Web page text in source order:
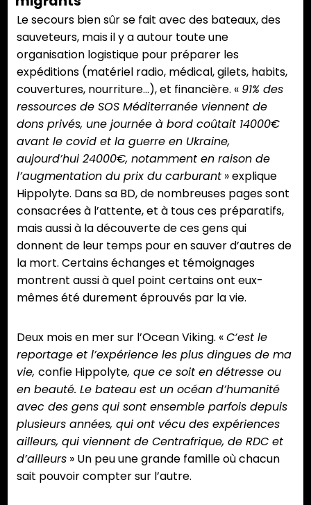
Le secours bien sûr se fait avec des bateaux, des
sauveteurs, mais il y a autour toute une
organisation logistique pour préparer les
expéditions (matériel radio, médical, gilets, habits,
couvertures, nourriture…), et financière. « 91% des
ressources de SOS Méditerranée viennent de
dons privés, une journée à bord coûtait 14000€
avant le covid et la guerre en Ukraine,
aujourd’hui 24000€, notamment en raison de
l’augmentation du prix du carburant » explique
Hippolyte. Dans sa BD, de nombreuses pages sont
consacrées à l’attente, et à tous ces préparatifs,
mais aussi à la découverte de ces gens qui
donnent de leur temps pour en sauver d’autres de
la mort. Certains échanges et témoignages
montrent aussi à quel point certains ont eux-
mêmes été durement éprouvés par la vie.
Deux mois en mer sur l’Ocean Viking. «C‘est le
reportage et l’expérience les plus dingues de ma
vie, confie Hippolyte, que ce soit en détresse ou
en beauté. Le bateau est un océan d’humanité
avec des gens qui sont ensemble parfois depuis
plusieurs années, qui ont vécu des expériences
ailleurs, qui viennent de Centrafrique, de RDC et
d’ailleurs » Un peu une grande famille où chacun
sait pouvoir compter sur l’autre.